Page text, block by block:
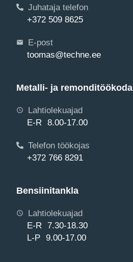
Juhataja telefon
+372 509 8625
E-post
toomas@techne.ee
Metalli- ja remonditöökoda
Lahtiolekuajad
E-R 8.00-17.00
Telefon töökojas
+372 766 8291
Bensiinitankla
Lahtiolekuajad
E-R 7.30-18.30
L-P 9.00-17.00